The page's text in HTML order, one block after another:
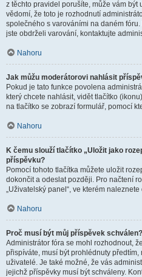
z těchto pravidel porušíte, může vám
vědomí, že toto je rozhodnutí
společného s varováními na daném
jste obdrželi varování, kontaktujte
Nahoru
Jak můžu moderátorovi nahlásit
Pokud je tato funkce povolena
který chcete nahlásit, vidět tlačítko
na tlačítko se zobrazí formulář, pomocí
Nahoru
K čemu slouží tlačítko „Uložit jako
příspěvku?
Pomocí tohoto tlačítka můžete uložit
dokončit a odeslat později. Pro načtení
„Uživatelský panel“, ve kterém
Nahoru
Proč musí být můj příspěvek schválen?
Administrátor fóra se mohl rozhodnout,
přispíváte, musí být prohlédnuty
uživatelé. Je také možné, že vás
jejichž příspěvky musí být schváleny.